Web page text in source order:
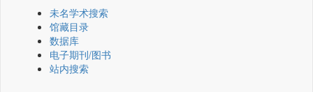
未名学术搜索
馆藏目录
数据库
电子期刊/图书
站内搜索